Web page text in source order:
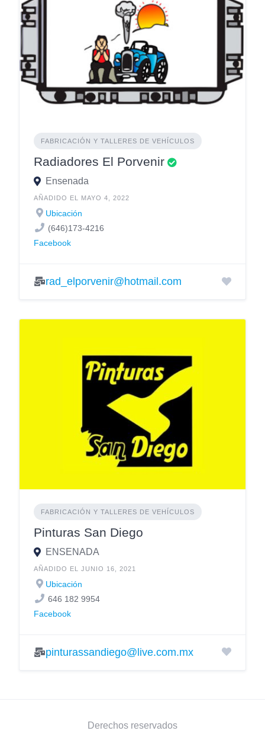
FABRICACIÓN Y TALLERES DE VEHÍCULOS
Radiadores El Porvenir
Ensenada
AÑADIDO EL MAYO 4, 2022
Ubicación
(646)173-4216
Facebook
rad_elporvenir@hotmail.com
FABRICACIÓN Y TALLERES DE VEHÍCULOS
Pinturas San Diego
ENSENADA
AÑADIDO EL JUNIO 16, 2021
Ubicación
646 182 9954
Facebook
pinturassandiego@live.com.mx
Derechos reservados